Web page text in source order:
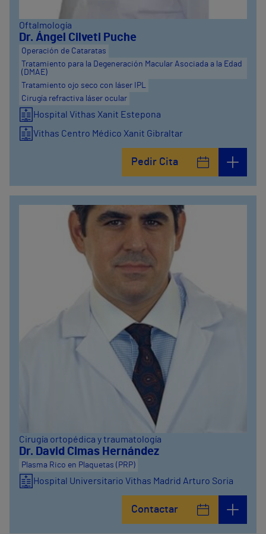
Oftalmología
Dr. Ángel Cilveti Puche
Operación de Cataratas
Tratamiento para la Degeneración Macular Asociada a la Edad
(DMAE)
Tratamiento ojo seco con láser IPL
Cirugía refractiva láser ocular
Hospital Vithas Xanit Estepona
Vithas Centro Médico Xanit Gibraltar
Pedir Cita
Cirugía ortopédica y traumatología
Dr. David Cimas Hernández
Plasma Rico en Plaquetas (PRP)
Hospital Universitario Vithas Madrid Arturo Soria
Contactar